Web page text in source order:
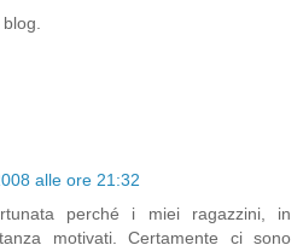
alle ore 21:32
perché i miei ragazzini, in
motivati. Certamente ci sono